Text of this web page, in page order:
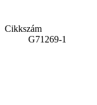
Cikkszám
G71269-1